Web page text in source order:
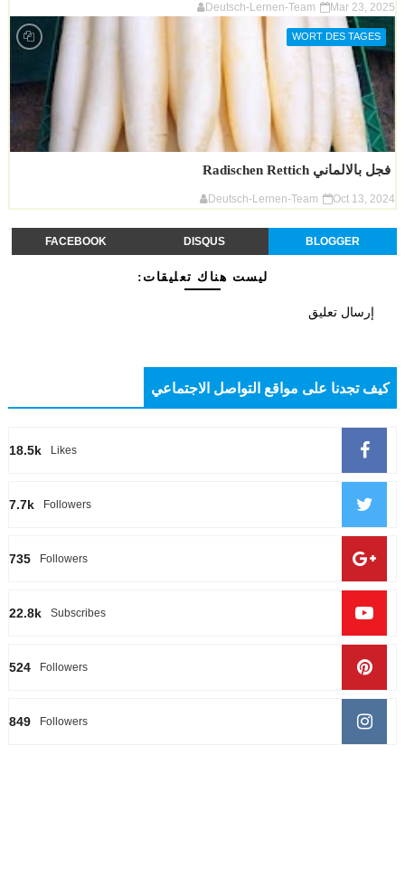
Deutsch-Lernen-Team Mar 23, 2025
WORT DES TAGES
فجل بالالماني Radischen Rettich
Deutsch-Lernen-Team Oct 13, 2024
BLOGGER
DISQUS
FACEBOOK
ليست هناك تعليقات:
إرسال تعليق
كيف تجدنا على مواقع التواصل الاجتماعي
18.5k Likes
7.7k Followers
735 Followers
22.8k Subscribes
524 Followers
849 Followers